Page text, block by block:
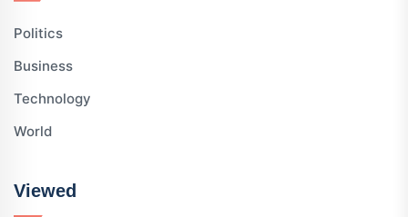
Politics
Business
Technology
World
Viewed